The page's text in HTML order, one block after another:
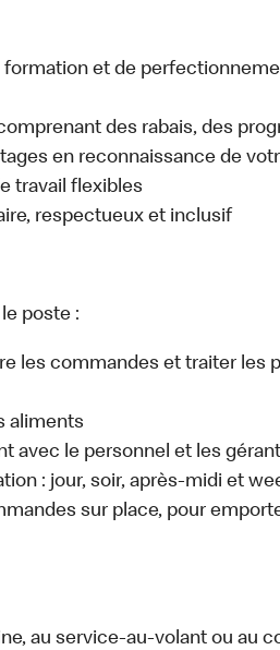
formation et de
des rabais, des
en reconnaissance de
travail flexibles
respectueux et inclusif
poste :
les commandes et traiter les
aliments
avec le personnel et les
: jour, soir, après-midi et
sur place, pour
au service-au-volant ou au